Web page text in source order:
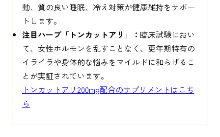
動、質の良い睡眠、冷え対策が健康維持をサポー
トします。
注目ハーブ「トンカットアリ」： 臨床試験におい
て、女性ホルモンを乱すことなく、更年期特有の
イライラや身体的な悩みをマイルドに和らげるこ
とが実証されています。
トンカットアリ200mg配合のサプリメントはこち
ら